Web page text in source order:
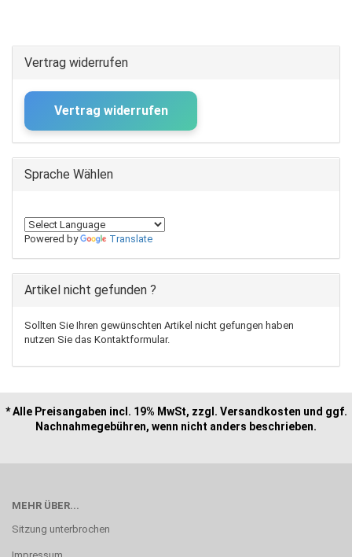
Vertrag widerrufen
Vertrag widerrufen
Sprache Wählen
Powered by Translate
Artikel nicht gefunden ?
Sollten Sie Ihren gewünschten Artikel nicht gefungen haben
nutzen Sie das Kontaktformular.
* Alle Preisangaben incl. 19% MwSt, zzgl. Versandkosten und ggf.
Nachnahmegebühren, wenn nicht anders beschrieben.
MEHR ÜBER...
Sitzung unterbrochen